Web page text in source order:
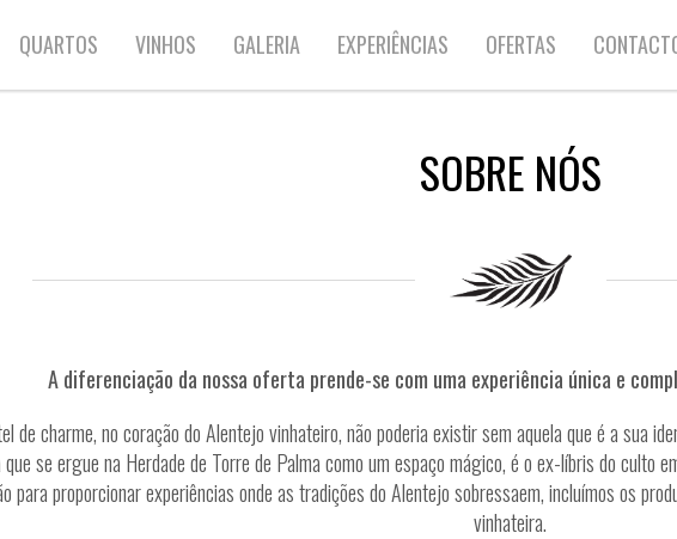
QUARTOS VINHOS GALERIA EXPERIÊNCIAS OFERTAS
SOBRE NÓS
A diferenciação da nossa oferta prende-se com uma experiência única e
de charme, no coração do Alentejo vinhateiro, não poderia existir sem aquela que é a sua
se ergue na Herdade de Torre de Palma como um espaço mágico, é o ex-líbris do culto
para proporcionar experiências onde as tradições do Alentejo sobressaem, incluímos os
vinhateira.